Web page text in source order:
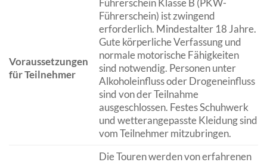
Voraussetzungen
für Teilnehmer
Führerschein Klasse B (PKW-
Führerschein) ist zwingend
erforderlich. Mindestalter 18 Jahre.
Gute körperliche Verfassung und
normale motorische Fähigkeiten
sind notwendig. Personen unter
Alkoholeinfluss oder Drogeneinfluss
sind von der Teilnahme
ausgeschlossen. Festes Schuhwerk
und wetterangepasste Kleidung sind
vom Teilnehmer mitzubringen.
Die Touren werden von erfahrenen